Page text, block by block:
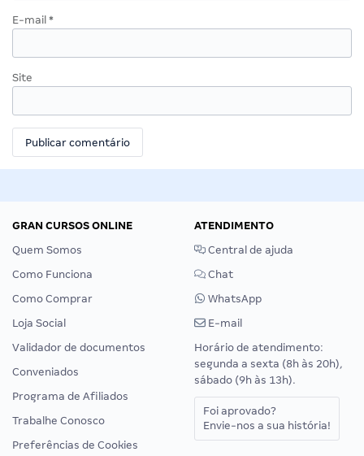
E-mail *
Site
GRAN CURSOS ONLINE
Quem Somos
Como Funciona
Como Comprar
Loja Social
Validador de documentos
Conveniados
Programa de Afiliados
Trabalhe Conosco
Preferências de Cookies
ATENDIMENTO
Central de ajuda
Chat
WhatsApp
E-mail
Horário de atendimento:
segunda a sexta (8h às 20h),
sábado (9h às 13h).
Foi aprovado?
Envie-nos a sua história!